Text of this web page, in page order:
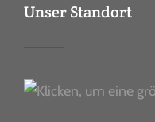
Unser Standort